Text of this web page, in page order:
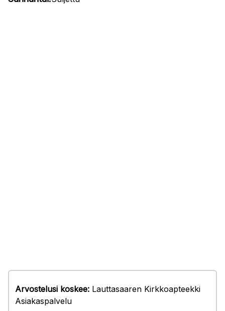
Arvostelusi koskee: Lauttasaaren Kirkkoapteekki
Asiakaspalvelu